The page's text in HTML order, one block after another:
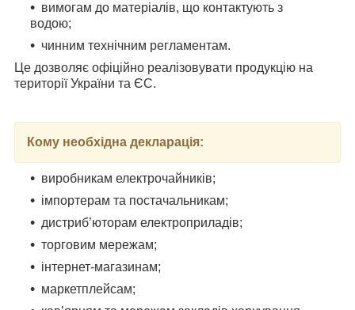
вимогам до матеріалів, що контактують з
водою;
чинним технічним регламентам.
Це дозволяє офіційно реалізовувати продукцію на
території України та ЄС.
Кому необхідна декларація:
виробникам електрочайників;
імпортерам та постачальникам;
дистриб’юторам електроприладів;
торговим мережам;
інтернет-магазинам;
маркетплейсам;